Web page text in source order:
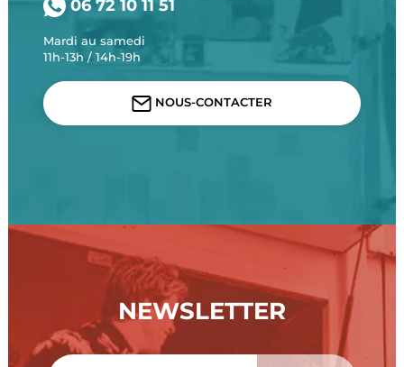
06 72 10 11 51
Mardi au samedi
11h-13h / 14h-19h
NOUS-CONTACTER
NEWSLETTER